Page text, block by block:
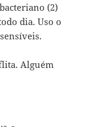
(2)
dia. Uso o
Alguém